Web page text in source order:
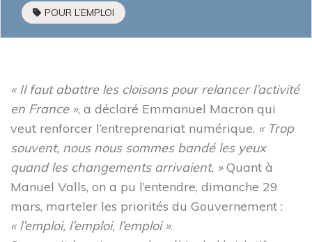
POUR L’EMPLOI
« Il faut abattre les cloisons pour relancer l’activité
en France », a déclaré Emmanuel Macron qui
veut renforcer l’entreprenariat numérique. « Trop
souvent, nous nous sommes bandé les yeux
quand les changements arrivaient. »Quant à
Manuel Valls, on a pu l’entendre, dimanche 29
mars, marteler les priorités du Gouvernement :
« l’emploi, l’emploi, l’emploi ».
L’ESS actrice de la Transition Écologique et Énergétique
Mois de l’ESS et Prix régional de l’ESS
La liste des entreprises de l’ESS
J’adapte mes activités
Guide d’orientation pour engager sa transformation
Écologique
Les Accompagnements à disposition
Mon parcours d’économie d’énergie